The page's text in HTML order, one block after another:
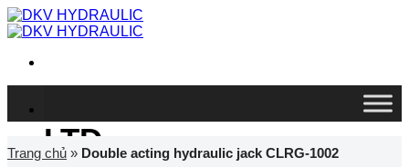
Chuyển
đến
dung
LTD
Trang chủ » Double acting hydraulic jack CLRG-1002